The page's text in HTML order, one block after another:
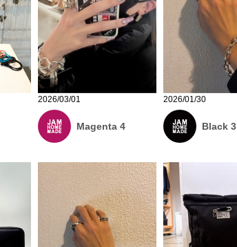
2026/03/01
Magenta 4
2026/01/30
Black 3